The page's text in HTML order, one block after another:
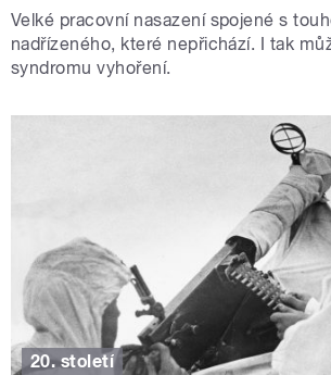
Velké pracovní nasazení spojené s
nadřízeného, které nepřichází. I tak
syndromu vyhoření.
20. století